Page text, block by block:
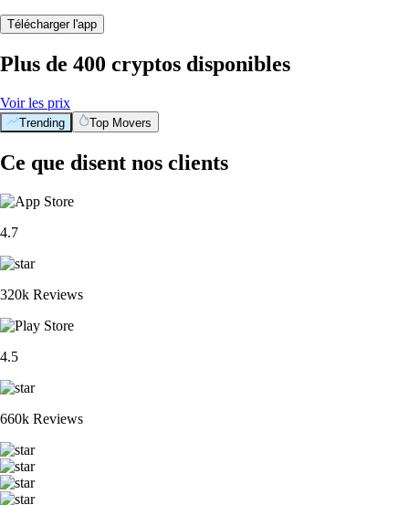
Télécharger l'app
Plus de 400 cryptos disponibles
Voir les prix
Trending Top Movers
Ce que disent nos clients
4.7
320k Reviews
4.5
660k Reviews